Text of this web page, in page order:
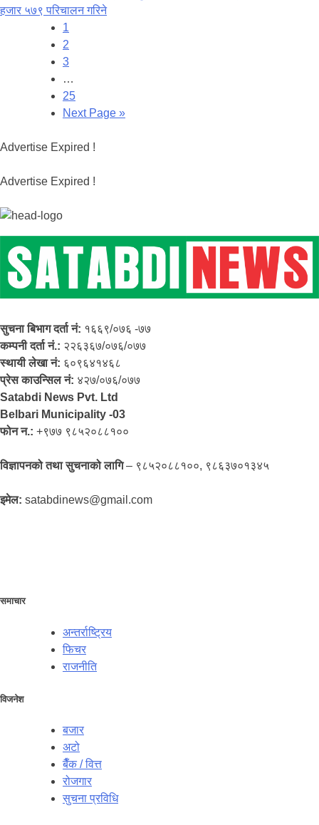
हजार ५७९ परिचालन गरिने
1
2
3
…
25
Next Page »
Advertise Expired !
Advertise Expired !
सुचना बिभाग दर्ता नं: १६६९/०७६ -७७
कम्पनी दर्ता नं.: २२६३६७/०७६/०७७
स्थायी लेखा नं: ६०९६४१४६८
प्रेस काउन्सिल नं: ४२७/०७६/०७७
Satabdi News Pvt. Ltd
Belbari Municipality -03
फोन न.: +९७७ ९८५२०८८१००
विज्ञापनको तथा सुचनाको लागि– ९८५२०८८१००, ९८६३७०१३४५
इमेल: satabdinews@gmail.com
समाचार
अन्तर्राष्ट्रिय
फिचर
राजनीति
विजनेश
बजार
अटो
बैँक / वित्त
रोजगार
सुचना प्रविधि